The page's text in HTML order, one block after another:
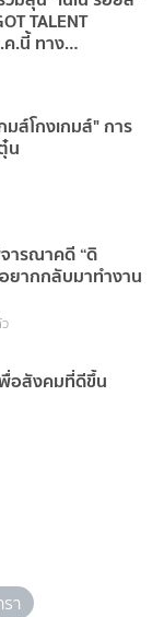
TALENT
ค.นี้ ทาง
ส์โกงเกมส์" การ
น
ารณาคดี “ดิ
ยากกลับมาทำงาน
อสังคมที่ดีขึ้น
า